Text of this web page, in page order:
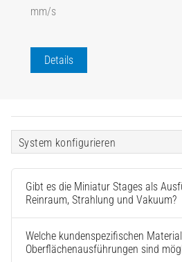
mm/s
Details
System konfigurieren
Gibt es die Miniatur Stages als
Reinraum, Strahlung und Vakuum?
Welche kundenspezifischen
Oberflächenausführungen sind